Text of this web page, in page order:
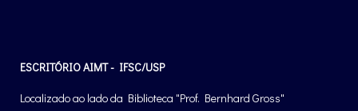
ESCRITÓRIO AIMT - IFSC/USP
Localizado ao lado da Biblioteca "Prof. Bernhard Gross"